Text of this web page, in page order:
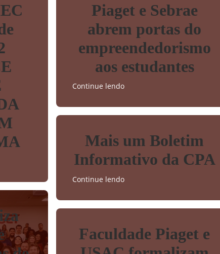
Piaget e Sebrae
abrem portas do
empreendedorismo
aos estudantes
Continue lendo
Mais um Boletim
Informativo da CPA
Continue lendo
Faculdade Piaget e